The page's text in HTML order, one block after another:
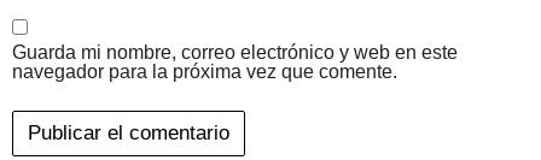
Guarda mi nombre, correo electrónico y web en este
navegador para la próxima vez que comente.